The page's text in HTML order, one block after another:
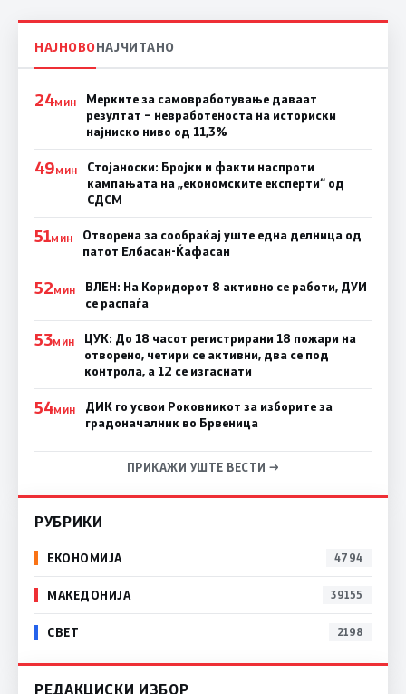
НАЈНОВОНАЈЧИТАНО
24МИН
Мерките за самовработување даваат
резултат – невработеноста на историски
најниско ниво од 11,3%
49МИН
Стојаноски: Бројки и факти наспроти
кампањата на „економските експерти“ од
СДСM
51МИН
Отворена за сообраќај уште една делница од
патот Елбасан-Ќафасан
52МИН
ВЛЕН: На Коридорот 8 активно се работи, ДУИ
се распаѓа
53МИН
ЦУК: До 18 часот регистрирани 18 пожари на
отворено, четири се активни, два се под
контрола, а 12 се изгаснати
54МИН
ДИК го усвои Роковникот за изборите за
градоначалник во Брвеница
ПРИКАЖИ УШТЕ ВЕСТИ →
РУБРИКИ
ЕКОНОМИЈА 4794
МАКЕДОНИЈА 39155
СВЕТ 2198
РЕДАКЦИСКИ ИЗБОР